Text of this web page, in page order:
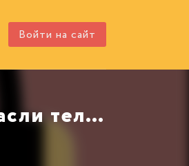
Войти на сайт
Аудиокнига Цифровая трансформация отрасли телекоммуникаций автора 4CIO Клуб